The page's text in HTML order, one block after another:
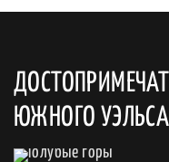
ЮЖНОГО УЭЛЬСА